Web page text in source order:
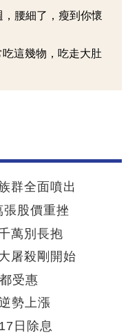
腰細了，瘦到你懷
這幾物，吃走大肚
群全面噴出
股價重挫
萬別長抱
屠殺剛開始
受惠
勢上漲
日除息